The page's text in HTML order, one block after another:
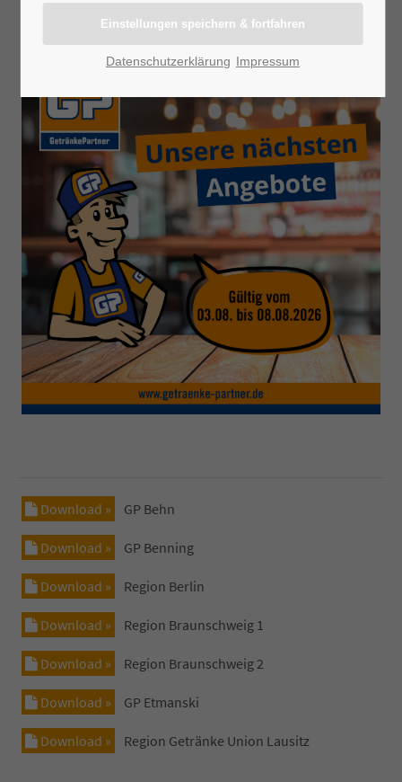
Download » GP Behn
Download » GP Benning
Download » Region Berlin
Download » Region Braunschweig 1
Download » Region Braunschweig 2
Download » GP Etmanski
Download » Region Getränke Union Lausitz
Datenschutzerklärung Impressum